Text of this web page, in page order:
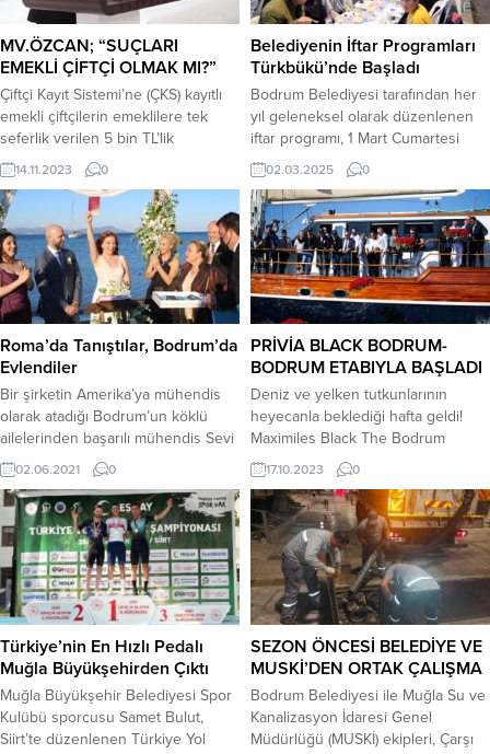
MV.ÖZCAN; “SUÇLARI
EMEKLİ ÇİFTÇİ OLMAK MI?”
Çiftçi Kayıt Sistemi’ne (ÇKS) kayıtlı
emekli çiftçilerin emeklilere tek
seferlik verilen 5 bin TL’lik
ikramiyeden yararlanamamasını
Meclis gündemine taşıyan Özcan,
“Ülkemizin tarımsal üretimine
katkıda bulunan bu üreticilerimizin
kapsam dışı bırakılması kabul
edilemez” dedi. Muğla Milletvekili
Avukat Gizem Özcan, Çiftçi Kayıt
Sistemi’ne (ÇKS) kayıtlı emekli
çiftçilerin emeklilere tek seferlik
verilen 5...
14.11.2023 0
Belediyenin İftar Programları
Türkbükü’nde Başladı
Bodrum Belediyesi tarafından her
yıl geleneksel olarak düzenlenen
iftar programı, 1 Mart Cumartesi
günü Türkbükü Kafe önünde
başladı. Bodrum Belediyesi’nin
geleneksel hale gelen Ramazan ayı
iftar programlarının ilki, Türkbükü
Mahallesi’nde yoğun katılımla
gerçekleşti. Türkbükü Belediye
Kafe önünde düzenlenen iftara
Bodrum Belediye Başkanı Tamer
Mandalinci’nin yanı sıra Cumhuriyet
Halk Partisi Bodrum...
02.03.2025 0
Roma’da Tanıştılar, Bodrum’da
Evlendiler
Bir şirketin Amerika’ya mühendis
olarak atadığı Bodrum’un köklü
ailelerinden başarılı mühendis Sevi
Gülteş çalışmalarını sürdürdüğü
sırada tanıştığı İtalyan damat
Angelo Luciani ile Bodrum Club
Marma Hotel de rüya gibi bir
düğünle hayatını birleştirdi. Covid-
19 dolayısıyla 119 gün ayrı kalan çift,
geçen sene yazın Bodrum’da bir
araya geldiklerinde İtalyan damat
02.06.2021 0
PRİVİA BLACK BODRUM-
BODRUM ETABIYLA BAŞLADI
Deniz ve yelken tutkunlarının
heyecanla beklediği hafta geldi!
Maximiles Black The Bodrum
Cup’ın 35’inci yılının ilk yarışı Privia
Black Bodrum etabı için 17 Ekim Salı
günü saat 11:00’de Bodrum-
Bodrum rotası için start verildi.
35’inci yılını Cumhuriyetin 100’üncü
yılıyla birlikte kutlayan Maximiles
Black The Bodrum Cup’ın ilk yarışı
Türkiye İş Bankası’nın...
17.10.2023 0
Türkiye’nin En Hızlı Pedalı
Muğla Büyükşehirden Çıktı
Muğla Büyükşehir Belediyesi Spor
Kulübü sporcusu Samet Bulut,
Siirt’te düzenlenen Türkiye Yol
SEZON ÖNCESİ BELEDİYE VE
MUSKİ’DEN ORTAK ÇALIŞMA
Bodrum Belediyesi ile Muğla Su ve
Kanalizasyon İdaresi Genel
Müdürlüğü (MUSKİ) ekipleri, Çarşı